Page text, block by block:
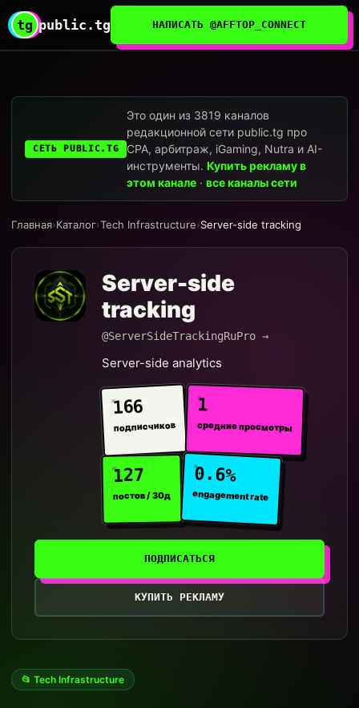
tg public.tg НАПИСАТЬ @AFFTOP_CONNECT
СЕТЬ PUBLIC.TG
Это один из 3819 каналов
редакционной сети public.tg про
CPA, арбитраж, iGaming, Nutra и AI-
инструменты.Купить рекламу в
этом канале ·все каналы сети
Главная›Каталог›Tech Infrastructure›Server-side tracking
Server-side
tracking
@ServerSideTrackingRuPro →
Server-side analytics
166
подписчиков
1
средние просмотры
127
постов / 30д
0.6%
engagement rate
ПОДПИСАТЬСЯ
КУПИТЬ РЕКЛАМУ
📂 Tech Infrastructure